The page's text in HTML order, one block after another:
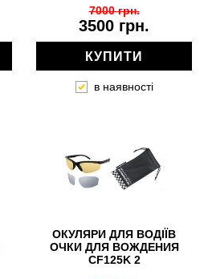
3500 грн.
7000 грн.
КУПИТИ
в наявності
ОКУЛЯРИ ДЛЯ ВОДІЇВ
ОЧКИ ДЛЯ ВОЖДЕНИЯ
CF125K 2